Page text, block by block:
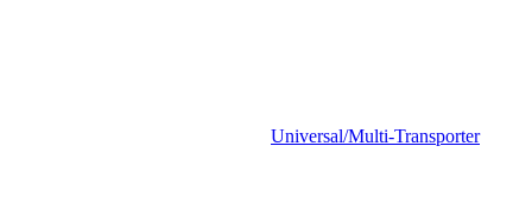
Universal/Multi-Transporter